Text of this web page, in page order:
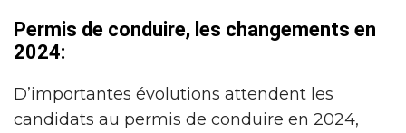
Permis de conduire, les changements en
2024:
D’importantes évolutions attendent les
candidats au permis de conduire en 2024,